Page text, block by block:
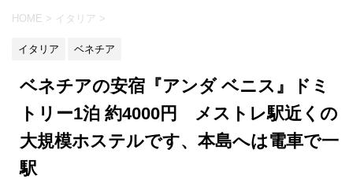
HOME > イタリア >
イタリア ベネチア
ベネチアの安宿『アンダ ベニス』ドミ
トリー1泊 約4000円 メストレ駅近くの
大規模ホステルです、本島へは電車で一
駅